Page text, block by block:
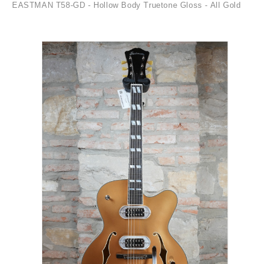
EASTMAN T58-GD - Hollow Body Truetone Gloss - All Gold